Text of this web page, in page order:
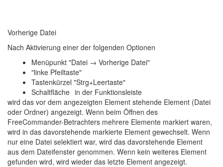
Vorherige Datei
Nach Aktivierung einer der folgenden Optionen
Menüpunkt "Datei → Vorherige Datei"
"linke Pfeiltaste"
Tastenkürzel "Strg+Leertaste"
Schaltfläche in der Funktionsleiste
wird das vor dem angezeigten Element stehende Element (Datei
oder Ordner) angezeigt. Wenn beim Öffnen des
FreeCommander-Betrachters mehrere Elemente markiert waren,
wird in das davorstehende markierte Element gewechselt. Wenn
nur eine Datei selektiert war, wird das davorstehende Element
aus dem Dateifenster genommen. Wenn kein weiteres Element
gefunden wird, wird wieder das letzte Element angezeigt.